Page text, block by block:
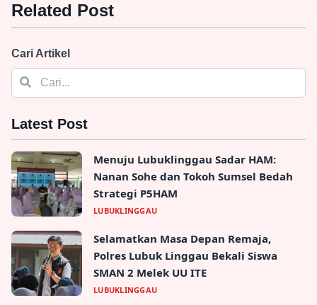
Related Post
Cari Artikel
Latest Post
Menuju Lubuklinggau Sadar HAM:
Nanan Sohe dan Tokoh Sumsel Bedah
Strategi P5HAM
LUBUKLINGGAU
Selamatkan Masa Depan Remaja,
Polres Lubuk Linggau Bekali Siswa
SMAN 2 Melek UU ITE
LUBUKLINGGAU